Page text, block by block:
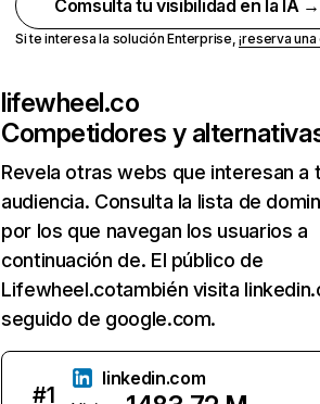
Comsulta tu visibilidad en la IA →
Si te interesa la solución Enterprise,¡reserva
lifewheel.co
Competidores y
Revela otras webs que interesan a
audiencia. Consulta la lista de
por los que navegan los usuarios a
continuación de. El público de
Lifewheel.cotambién visita
seguido de google.com.
#1
linkedin.com